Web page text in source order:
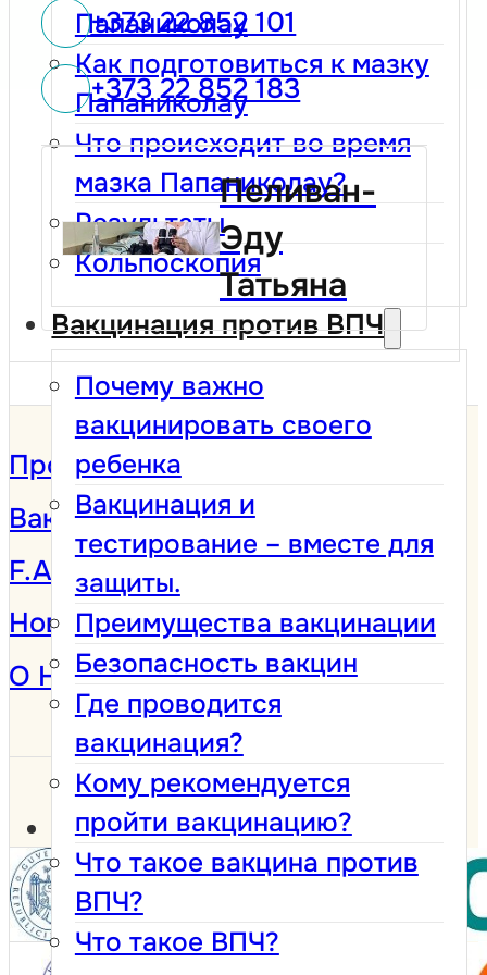
Папаниколау
Как подготовиться к мазку
Папаниколау
Что происходит во время
мазка Папаниколау?
Результаты
Кольпоскопия
Вакцинация против ВПЧ
Почему важно
вакцинировать своего
ребенка
Вакцинация и
тестирование – вместе для
защиты.
Преимущества вакцинации
Безопасность вакцин
Где проводится
вакцинация?
Кому рекомендуется
пройти вакцинацию?
Что такое вакцина против
ВПЧ?
Что такое ВПЧ?
+373 22 852 101
+373 22 852 183
Пеливан-
Эду
Татьяна
Программа Скрининга
Вакцинация против ВПЧ
F.A.Q.
Новости и кампании
О Нас